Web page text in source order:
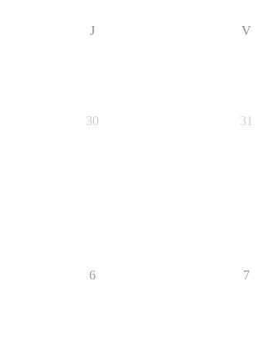
J V
30 31
6 7